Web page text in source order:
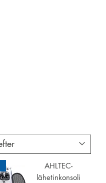
AHLTEC-
lähetinkonsoli